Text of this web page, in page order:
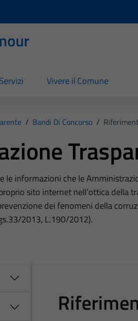
Servizi Vivere il Comune
/ Bandi Di Concorso /
le informazioni che le
sito internet nell’ottica della
dei fenomeni della
2013, L.190/2012).